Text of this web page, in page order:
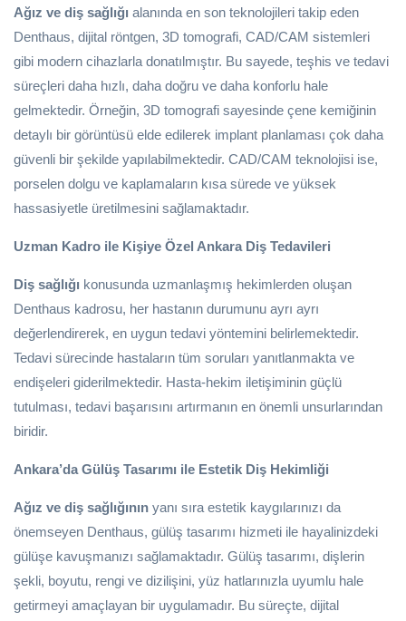
Ağız ve diş sağlığı alanında en son teknolojileri takip eden
Denthaus, dijital röntgen, 3D tomografi, CAD/CAM sistemleri
gibi modern cihazlarla donatılmıştır. Bu sayede, teşhis ve tedavi
süreçleri daha hızlı, daha doğru ve daha konforlu hale
gelmektedir. Örneğin, 3D tomografi sayesinde çene kemiğinin
detaylı bir görüntüsü elde edilerek implant planlaması çok daha
güvenli bir şekilde yapılabilmektedir. CAD/CAM teknolojisi ise,
porselen dolgu ve kaplamaların kısa sürede ve yüksek
hassasiyetle üretilmesini sağlamaktadır.
Uzman Kadro ile Kişiye Özel Ankara Diş Tedavileri
Diş sağlığı konusunda uzmanlaşmış hekimlerden oluşan
Denthaus kadrosu, her hastanın durumunu ayrı ayrı
değerlendirerek, en uygun tedavi yöntemini belirlemektedir.
Tedavi sürecinde hastaların tüm soruları yanıtlanmakta ve
endişeleri giderilmektedir. Hasta-hekim iletişiminin güçlü
tutulması, tedavi başarısını artırmanın en önemli unsurlarından
biridir.
Ankara’da Gülüş Tasarımı ile Estetik Diş Hekimliği
Ağız ve diş sağlığının yanı sıra estetik kaygılarınızı da
önemseyen Denthaus, gülüş tasarımı hizmeti ile hayalinizdeki
gülüşe kavuşmanızı sağlamaktadır. Gülüş tasarımı, dişlerin
şekli, boyutu, rengi ve dizilişini, yüz hatlarınızla uyumlu hale
getirmeyi amaçlayan bir uygulamadır. Bu süreçte, dijital